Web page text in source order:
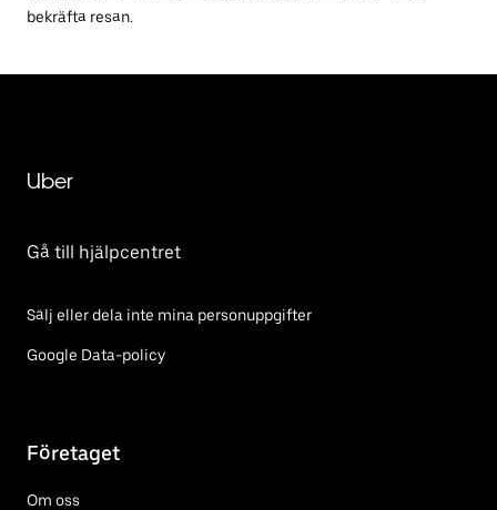
bekräfta resan.
Uber
Gå till hjälpcentret
Sälj eller dela inte mina personuppgifter
Google Data-policy
Företaget
Om oss